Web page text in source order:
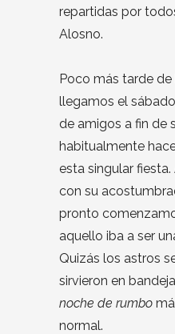
repartidas por
Alosno.
Poco más tarde de
llegamos el
de amigos a fin de
habitualmente
esta singular
con su
pronto
aquello iba a ser
Quizás los astros
sirvieron en
noche de rumbo
normal.